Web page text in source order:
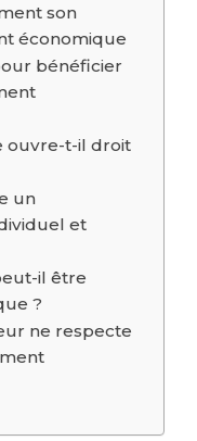
son
économique
bénéficier
ouvre-t-il droit
un
et
il être
?
ne respecte